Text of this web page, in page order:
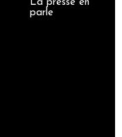
La presse en
parle